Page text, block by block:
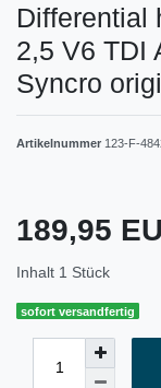
Differential
2,5 V6 TDI
Syncro
Artikelnummer 123-F-
189,95
Inhalt 1 Stück
sofort versandfertig